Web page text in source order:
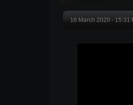
16 March 2020 - 15:31